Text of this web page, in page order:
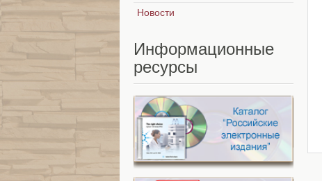
Новости
Информационные
ресурсы